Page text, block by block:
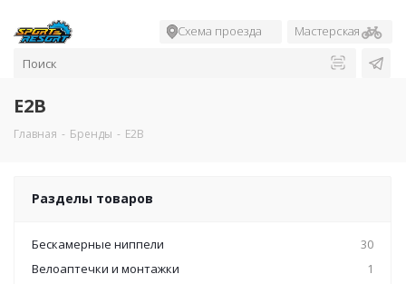
Схема проезда Мастерская
E2B
Главная - Бренды - E2B
Разделы товаров
Бескамерные ниппели
30
Велоаптечки и монтажки
1